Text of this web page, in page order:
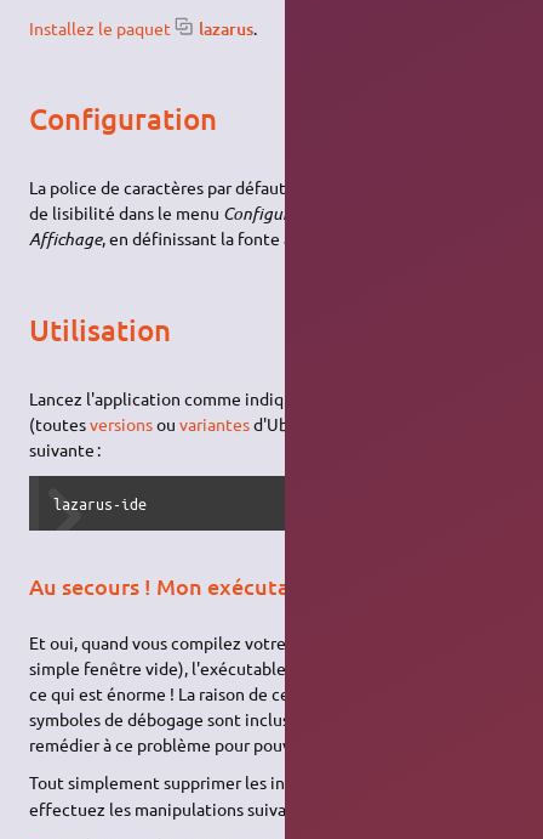
Installez le paquet lazarus.
Configuration
La police de caractères par défaut peut être changée pour plus
de lisibilité dans le menu Configuration → Options…
Affichage, en définissant la fonte à
Utilisation
Lancez l'application comme indiqué
(toutesversionsouvariantesd'Ubuntu) avec la
suivante :
lazarus-ide
Au secours ! Mon exécutable fait 18 Mio !
Et oui, quand vous compilez votre programme (même une
simple fenêtre vide), l'exécutable généré fait près de 18 Mio,
ce qui est énorme ! La raison de cette taille est que les
symboles de débogage sont inclus dans l’exécutable. Pour
remédier à ce problème pour pouvez soit :
Tout simplement supprimer les informations de débogages.
effectuez les manipulations suivantes :